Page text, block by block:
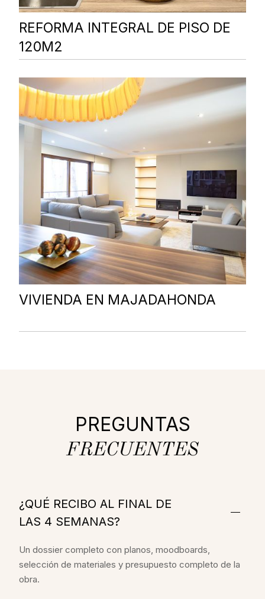
REFORMA INTEGRAL DE PISO DE
120M2
VIVIENDA EN MAJADAHONDA
PREGUNTAS
FRECUENTES
¿QUÉ RECIBO AL FINAL DE
LAS 4 SEMANAS?
Un dossier completo con planos, moodboards,
selección de materiales y presupuesto completo de la
obra.